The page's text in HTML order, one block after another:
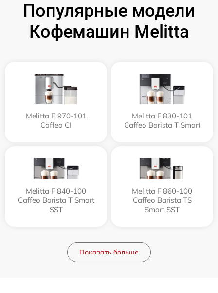
Популярные модели
Кофемашин Melitta
Melitta Е 970-101
Caffeo CI
Melitta F 830-101
Caffeo Barista T Smart
Melitta F 840-100
Caffeo Barista T Smart
SST
Melitta F 860-100
Caffeo Barista TS
Smart SST
Показать больше